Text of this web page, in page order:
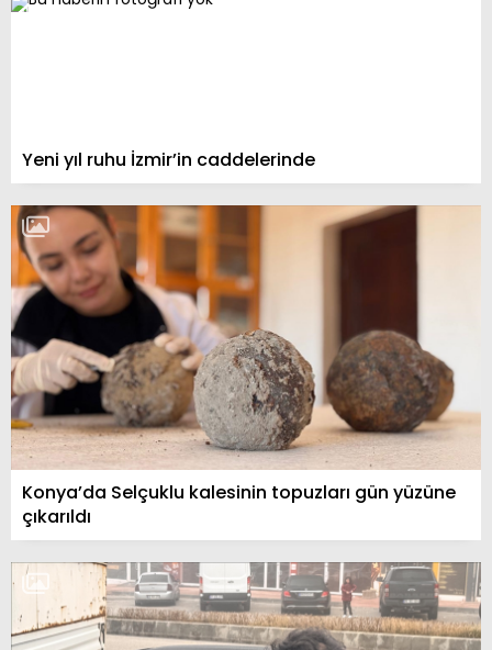
Yeni yıl ruhu İzmir’in caddelerinde
Konya’da Selçuklu kalesinin topuzları gün yüzüne
çıkarıldı